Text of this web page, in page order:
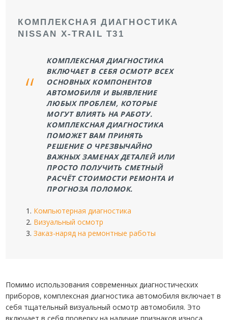
КОМПЛЕКСНАЯ ДИАГНОСТИКА
NISSAN X-TRAIL T31
КОМПЛЕКСНАЯ ДИАГНОСТИКА
ВКЛЮЧАЕТ В СЕБЯ ОСМОТР ВСЕХ
ОСНОВНЫХ КОМПОНЕНТОВ
АВТОМОБИЛЯ И ВЫЯВЛЕНИЕ
ЛЮБЫХ ПРОБЛЕМ, КОТОРЫЕ
МОГУТ ВЛИЯТЬ НА РАБОТУ.
КОМПЛЕКСНАЯ ДИАГНОСТИКА
ПОМОЖЕТ ВАМ ПРИНЯТЬ
РЕШЕНИЕ О ЧРЕЗВЫЧАЙНО
ВАЖНЫХ ЗАМЕНАХ ДЕТАЛЕЙ ИЛИ
ПРОСТО ПОЛУЧИТЬ СМЕТНЫЙ
РАСЧЁТ СТОИМОСТИ РЕМОНТА И
ПРОГНОЗА ПОЛОМОК.
Компьютерная диагностика
Визуальный осмотр
Заказ-наряд на ремонтные работы
Помимо использования современных диагностических
приборов, комплексная диагностика автомобиля включает в
себя тщательный визуальный осмотр автомобиля. Это